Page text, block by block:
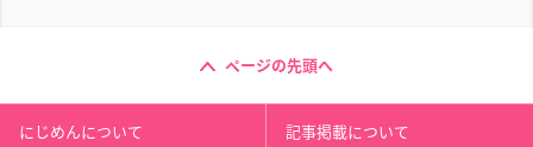
ページの先頭へ
にじめんについて 記事掲載について